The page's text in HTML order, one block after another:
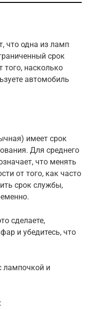
что одна из ламп
срок
того, насколько
автомобиль
имеет срок
Для среднего
что менять
от того, как часто
срок службы,
сделаете,
и убедитесь, что
лампочкой и